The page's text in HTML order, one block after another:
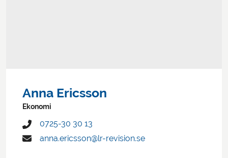
Anna Ericsson
Ekonomi
0725-30 30 13
anna.ericsson@lr-revision.se